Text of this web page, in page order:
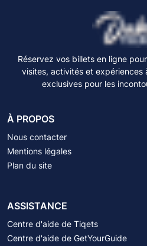
Réservez vos billets en ligne
visites, activités et expériences
exclusives pour les
À PROPOS
Nous contacter
Mentions légales
Plan du site
ASSISTANCE
Centre d'aide de Tiqets
Centre d'aide de GetYourGuide